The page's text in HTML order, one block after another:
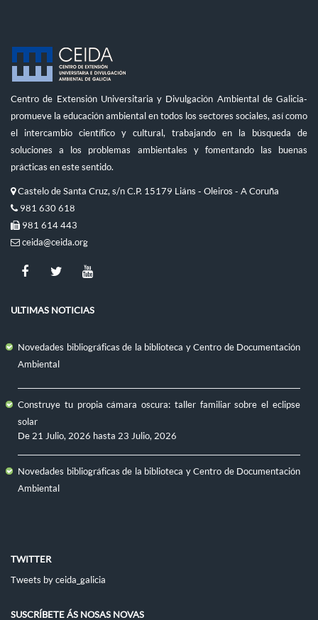
Centro de Extensión Universitaria y Divulgación Ambiental de Galicia-
promueve la educación ambiental en todos los sectores sociales, así como
el intercambio científico y cultural, trabajando en la búsqueda de
soluciones a los problemas ambientales y fomentando las buenas
prácticas en este sentido.
Castelo de Santa Cruz, s/n C.P. 15179 Liáns - Oleiros - A Coruña
981 630 618
981 614 443
ceida@ceida.org
ULTIMAS NOTICIAS
Novedades bibliográficas de la biblioteca y Centro de Documentación
Ambiental
Construye tu propia cámara oscura: taller familiar sobre el eclipse
solar
De 21 Julio, 2026 hasta 23 Julio, 2026
Novedades bibliográficas de la biblioteca y Centro de Documentación
Ambiental
TWITTER
Tweets by ceida_galicia
SUSCRÍBETE ÁS NOSAS NOVAS